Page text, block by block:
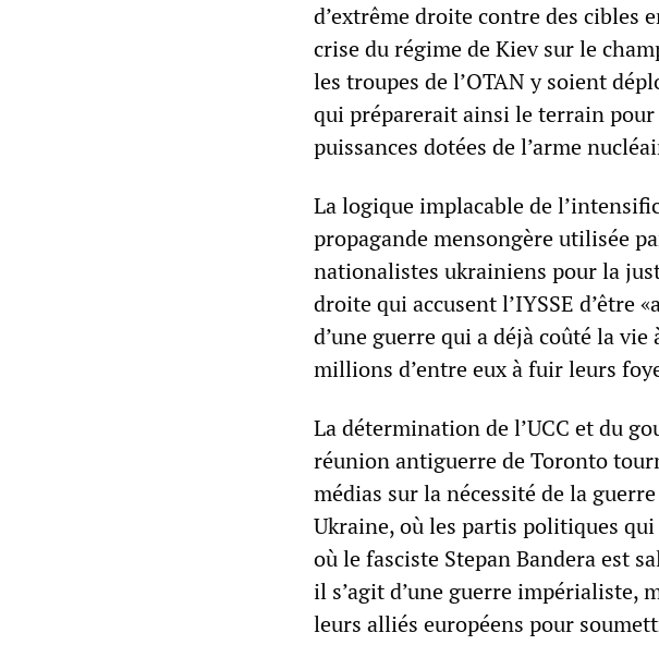
d’extrême droite contre des cibles
crise du régime de Kiev sur le
les troupes de l’OTAN y soient
qui préparerait ainsi le terrain
puissances dotées de l’arme
La logique implacable de
propagande mensongère utilisée
nationalistes ukrainiens pour la
droite qui accusent l’IYSSE
d’une guerre qui a déjà coûté la
millions d’entre eux à fuir leurs
La détermination de l’UCC et du
réunion antiguerre de Toronto
médias sur la nécessité de la
Ukraine, où les partis politiques
où le fasciste Stepan Bandera est
il s’agit d’une guerre impérialiste,
leurs alliés européens pour